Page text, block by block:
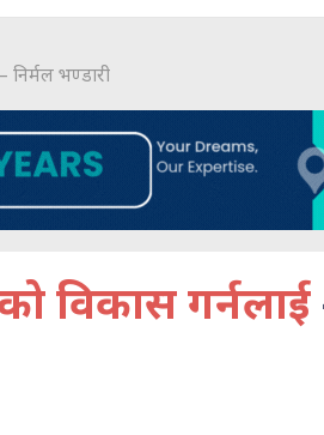
निर्मल भण्डारी
विकास गर्नलाई